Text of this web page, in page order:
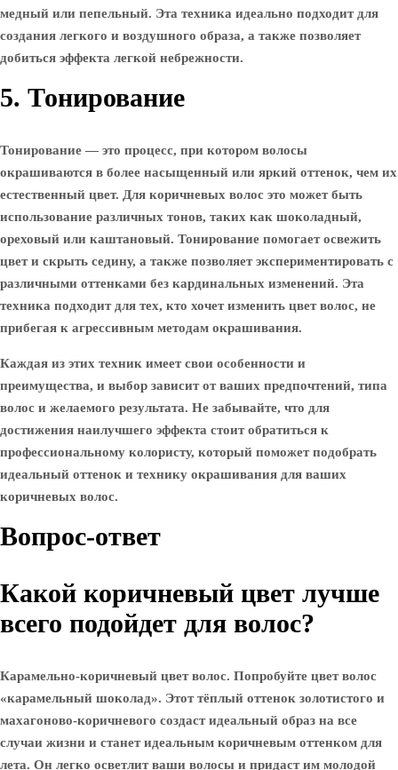
медный или пепельный. Эта техника идеально подходит для
создания легкого и воздушного образа, а также позволяет
добиться эффекта легкой небрежности.
5. Тонирование
Тонирование — это процесс, при котором волосы
окрашиваются в более насыщенный или яркий оттенок, чем их
естественный цвет. Для коричневых волос это может быть
использование различных тонов, таких как шоколадный,
ореховый или каштановый. Тонирование помогает освежить
цвет и скрыть седину, а также позволяет экспериментировать с
различными оттенками без кардинальных изменений. Эта
техника подходит для тех, кто хочет изменить цвет волос, не
прибегая к агрессивным методам окрашивания.
Каждая из этих техник имеет свои особенности и
преимущества, и выбор зависит от ваших предпочтений, типа
волос и желаемого результата. Не забывайте, что для
достижения наилучшего эффекта стоит обратиться к
профессиональному колористу, который поможет подобрать
идеальный оттенок и технику окрашивания для ваших
коричневых волос.
Вопрос-ответ
Какой коричневый цвет лучше
всего подойдет для волос?
Карамельно-коричневый цвет волос. Попробуйте цвет волос
«карамельный шоколад». Этот тёплый оттенок золотистого и
махагоново-коричневого создаст идеальный образ на все
случаи жизни и станет идеальным коричневым оттенком для
лета. Он легко осветлит ваши волосы и придаст им молодой